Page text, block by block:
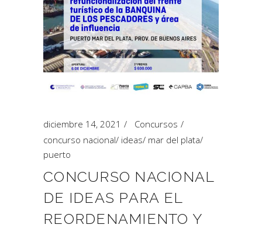
diciembre 14, 2021
Concursos
concurso nacional/ ideas/ mar del plata/
puerto
CONCURSO NACIONAL
DE IDEAS PARA EL
REORDENAMIENTO Y